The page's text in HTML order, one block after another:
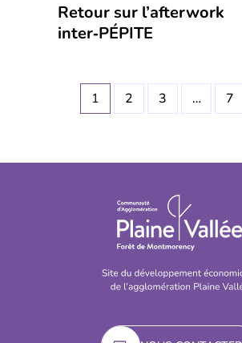
Retour sur l’afterwork
inter‑PÉPITE
1 2 3 … 7